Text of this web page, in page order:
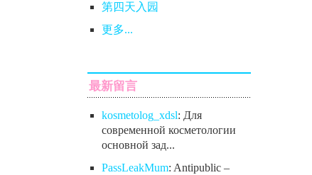
第四天入园
更多...
最新留言
kosmetolog_xdsl: Для
современной косметологии
основной зад...
PassLeakMum: Antipublic –